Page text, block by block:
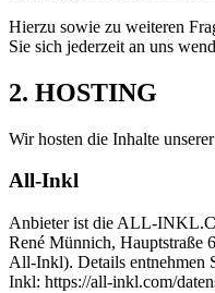
Hierzu sowie zu weiteren
Sie sich jederzeit an uns
2. HOSTING
Wir hosten die Inhalte
All-Inkl
Anbieter ist die ALL-
René Münnich, Hauptstraße
All-Inkl). Details entnehmen
Inkl: https://all-inkl.com/